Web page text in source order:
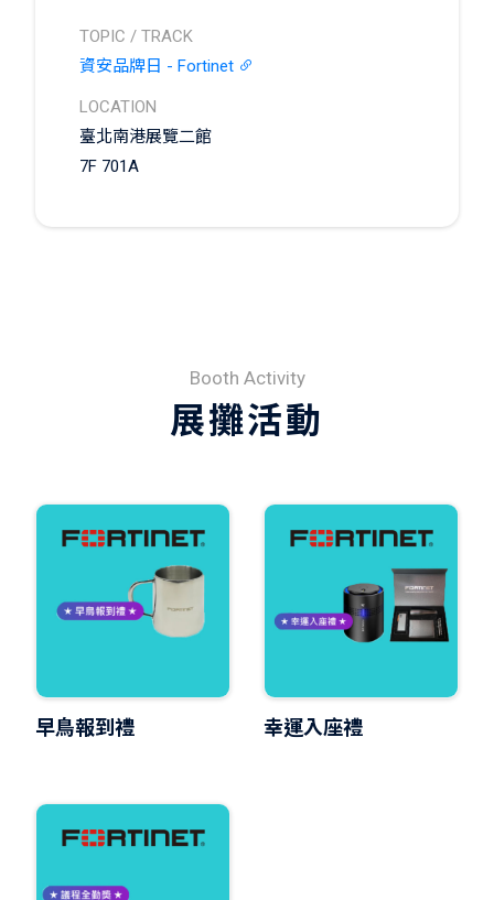
TOPIC / TRACK
資安品牌日 - Fortinet
LOCATION
臺北南港展覽二館
7F 701A
Booth Activity
展攤活動
早鳥報到禮 幸運入座禮